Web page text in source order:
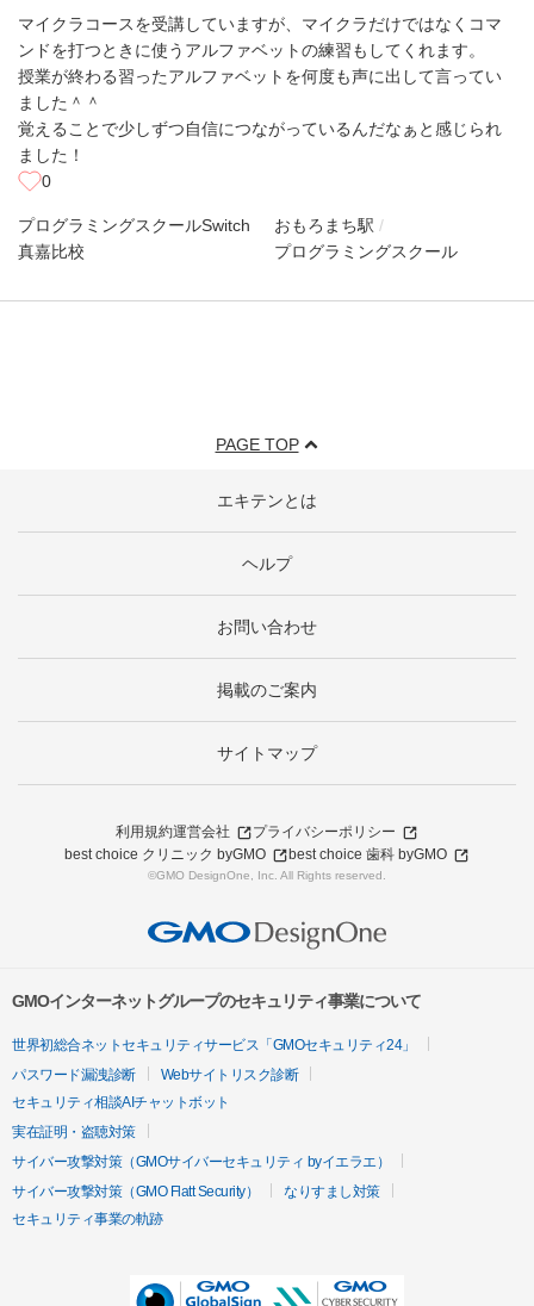
マイクラコースを受講していますが、マイクラだけではなくコマ
ンドを打つときに使うアルファベットの練習もしてくれます。
授業が終わる習ったアルファベットを何度も声に出して言ってい
ました＾＾
覚えることで少しずつ自信につながっているんだなぁと感じられ
ました！
0
プログラミングスクールSwitch
真嘉比校
おもろまち駅
プログラミングスクール
PAGE TOP
エキテンとは
ヘルプ
お問い合わせ
掲載のご案内
サイトマップ
利用規約運営会社
プライバシーポリシー
best choice クリニック byGMO
best choice 歯科 byGMO
©GMO DesignOne, Inc. All Rights reserved.
GMOインターネットグループのセキュリティ事業について
世界初総合ネットセキュリティサービス「GMOセキュリティ24」
パスワード漏洩診断
Webサイトリスク診断
セキュリティ相談AIチャットボット
実在証明・盗聴対策
サイバー攻撃対策（GMOサイバーセキュリティ byイエラエ）
サイバー攻撃対策（GMO Flatt Security）
なりすまし対策
セキュリティ事業の軌跡